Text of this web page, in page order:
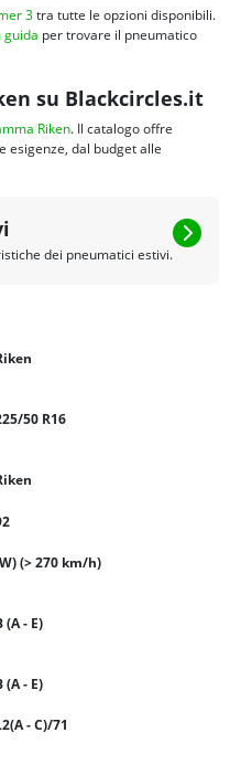
3tra tutte le opzioni disponibili.
guida per trovare il pneumatico
su Blackcircles.it
Riken. Il catalogo offre
esigenze, dal budget alle
dei pneumatici estivi.
50 R16
(> 270 km/h)
(A - E)
(A - E)
- C)/71